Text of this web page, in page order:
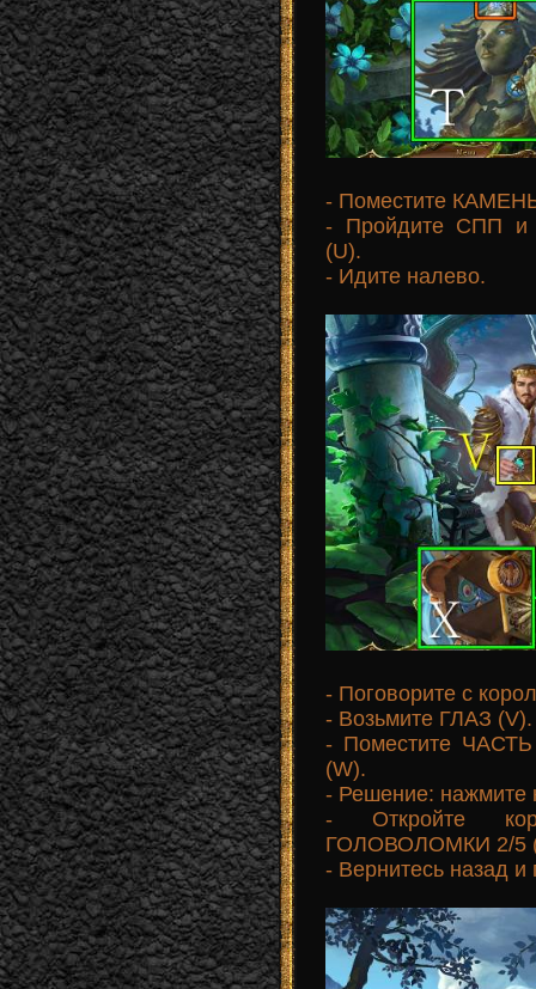
- Поместите
- Пройдите СПП
(U).
- Идите налево.
- Поговорите с
- Возьмите ГЛАЗ (V).
- Поместите
(W).
- Решение: нажмите
- Откройте
ГОЛОВОЛОМКИ 2/5
- Вернитесь назад